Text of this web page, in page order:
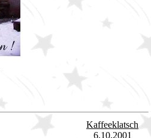
Kaffeeklatsch
6.10.2001